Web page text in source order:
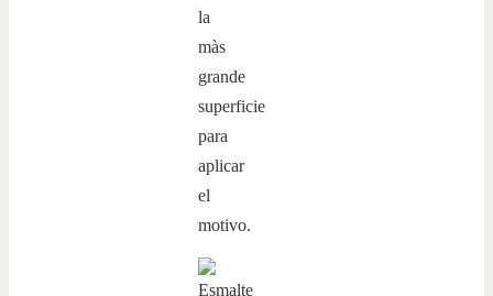
la
màs
grande
superficie
para
aplicar
el
motivo.